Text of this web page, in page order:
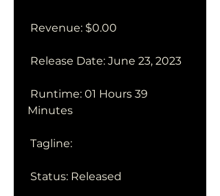
Revenue: $0.00
Release Date: June 23, 2023
Minutes
Tagline:
Status: Released